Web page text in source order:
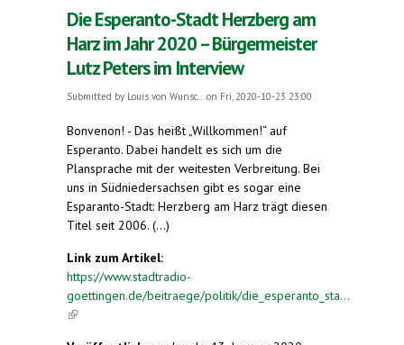
Die Esperanto-Stadt Herzberg am
Harz im Jahr 2020 – Bürgermeister
Lutz Peters im Interview
Submitted by Louis von Wunsc... on Fri, 2020-10-23 23:00
Bonvenon! - Das heißt „Willkommen!“ auf
Esperanto. Dabei handelt es sich um die
Plansprache mit der weitesten Verbreitung. Bei
uns in Südniedersachsen gibt es sogar eine
Esparanto-Stadt: Herzberg am Harz trägt diesen
Titel seit 2006. (...)
Link zum Artikel:
https://www.stadtradio-
goettingen.de/beitraege/politik/die_esperanto_sta...
(link is external)